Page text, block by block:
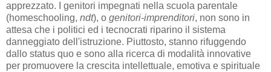
apprezzato. I genitori impegnati nella scuola parentale
(homeschooling, ndt), o genitori-imprenditori, non sono in
attesa che i politici ed i tecnocrati riparino il sistema
danneggiato dell'istruzione. Piuttosto, stanno rifuggendo
dallo status quo e sono alla ricerca di modalità innovative
per promuovere la crescita intellettuale, emotiva e spirituale